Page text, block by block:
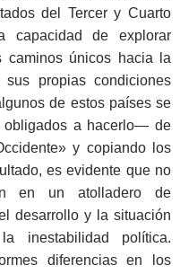
del Tercer y Cuarto
capacidad de explorar
caminos únicos hacia la
propias condiciones
de estos países se
a hacerlo― de
y copiando los
es evidente que no
en un atolladero de
desarrollo y la situación
política.
diferencias en los